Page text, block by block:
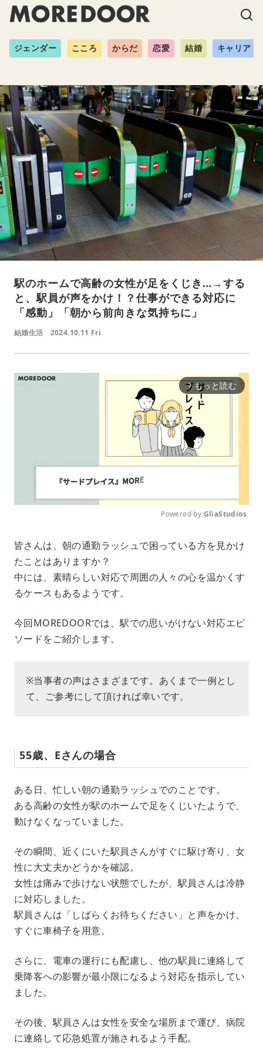
ジェンダー こころ からだ 恋愛 結婚 キャリア
駅のホームで高齢の女性が足をくじき…→する
と、駅員が声をかけ！？仕事ができる対応に
「感動」「朝から前向きな気持ちに」
結婚生活 2024.10.11 Fri
arrow_forward_ios もっと読む
u
e
Powered by GliaStudios
皆さんは、朝の通勤ラッシュで困っている方を見かけ
たことはありますか？
中には、素晴らしい対応で周囲の人々の心を温かくす
るケースもあるようです。
今回MOREDOORでは、駅での思いがけない対応エピ
ソードをご紹介します。
※当事者の声はさまざまです。あくまで一例とし
て、ご参考にして頂ければ幸いです。
55歳、Eさんの場合
ある日、忙しい朝の通勤ラッシュでのことです。
ある高齢の女性が駅のホームで足をくじいたようで、
動けなくなっていました。
その瞬間、近くにいた駅員さんがすぐに駆け寄り、女
性に大丈夫かどうかを確認。
女性は痛みで歩けない状態でしたが、駅員さんは冷静
に対応しました。
駅員さんは「しばらくお待ちください」と声をかけ、
すぐに車椅子を用意。
さらに、電車の運行にも配慮し、他の駅員に連絡して
乗降客への影響が最小限になるよう対応を指示してい
ました。
その後、駅員さんは女性を安全な場所まで運び、病院
に連絡して応急処置が施されるよう手配。